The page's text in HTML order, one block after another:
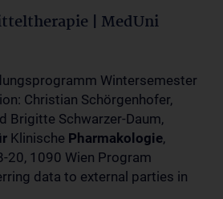
| MedUni
Wintersemester
Christian Schörgenhofer,
Brigitte Schwarzer-Daum,
Klinische Pharmakologie,
20, 1090 Wien Program
data to external parties in